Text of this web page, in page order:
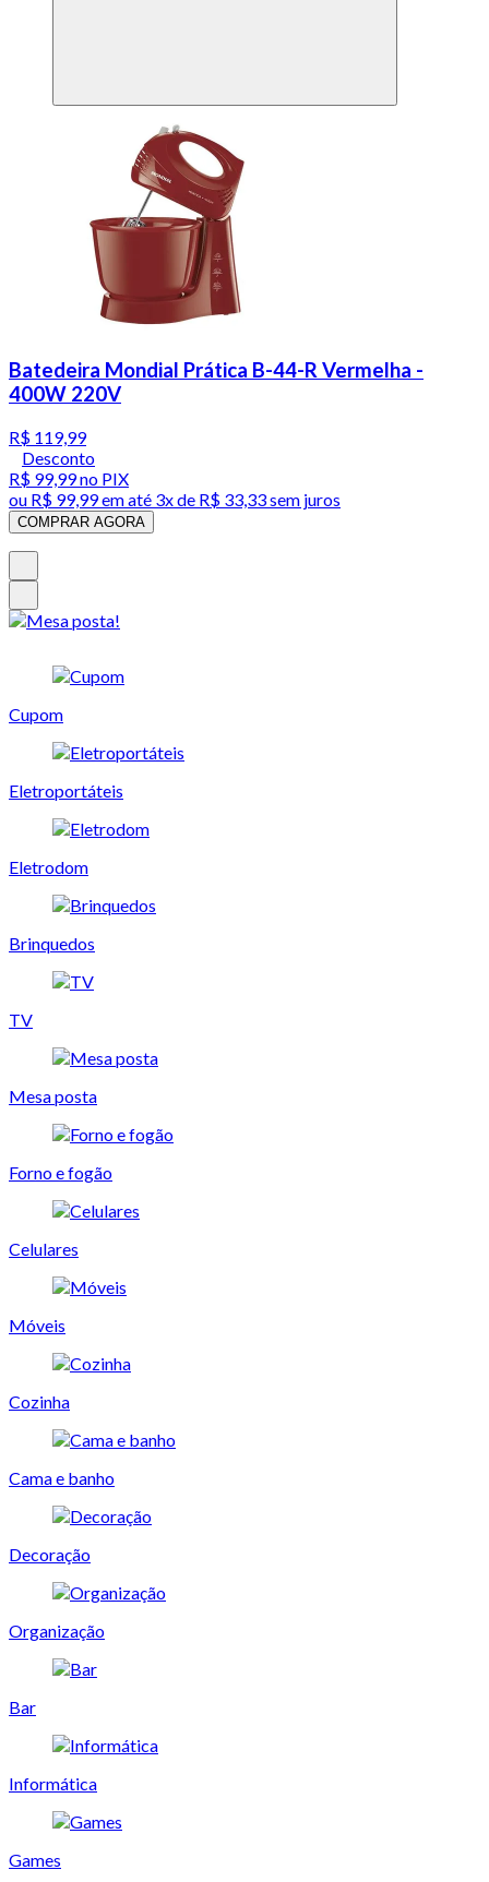
Batedeira Mondial Prática B-44-R Vermelha -
400W 220V
R$ 119,99
Desconto
R$ 99,99no PIX
ou R$ 99,99em até 3x de R$ 33,33 sem juros
COMPRAR AGORA
Cupom
Eletroportáteis
Eletrodom
Brinquedos
TV
Mesa posta
Forno e fogão
Celulares
Móveis
Cozinha
Cama e banho
Decoração
Organização
Bar
Informática
Games